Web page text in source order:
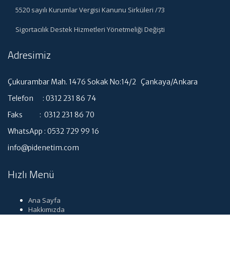
5520 sayılı Kurumlar Vergisi Kanunu Sirküleri /73
Sigortacılık Destek Hizmetleri Yönetmeliği Değişti
Adresimiz
Çukurambar Mah. 1476 Sokak No:14/2 Çankaya/Ankara
Telefon : 0312 231 86 74
Faks : 0312 231 86 70
WhatsApp : 0532 729 99 16
info@pidenetim.com
Hızlı Menü
Ana Sayfa
Hakkımızda